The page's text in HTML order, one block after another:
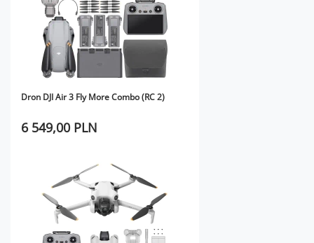
Dron DJI Air 3 Fly More Combo (RC 2)
6 549,00 PLN